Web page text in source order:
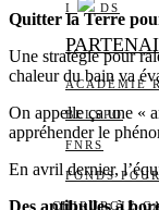
I DS
ACADÉMIE
BELSPO
FNRS
FONDS
CHIRURGIE
Quitter la Terre
Une stratégie pour
chaleur du bain va
On appelle ça une «
appréhender le
En avril dernier,
Des antibulles à